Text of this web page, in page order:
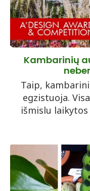
Kambarinių
Taip,
egzistuoja.
išmislu